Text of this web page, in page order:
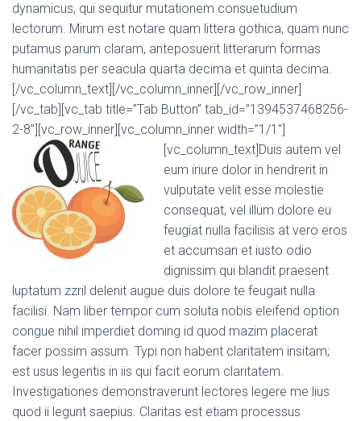
dynamicus, qui sequitur mutationem consuetudium
lectorum. Mirum est notare quam littera gothica, quam nunc
putamus parum claram, anteposuerit litterarum formas
humanitatis per seacula quarta decima et quinta decima.
[/vc_column_text][/vc_column_inner][/vc_row_inner]
[/vc_tab][vc_tab title=”Tab Button” tab_id=”1394537468256-
2-8″][vc_row_inner][vc_column_inner width=”1/1″]
[vc_column_text]Duis autem vel
eum iriure dolor in hendrerit in
vulputate velit esse molestie
consequat, vel illum dolore eu
feugiat nulla facilisis at vero eros
et accumsan et iusto odio
dignissim qui blandit praesent
luptatum zzril delenit augue duis dolore te feugait nulla
facilisi. Nam liber tempor cum soluta nobis eleifend option
congue nihil imperdiet doming id quod mazim placerat
facer possim assum. Typi non habent claritatem insitam;
est usus legentis in iis qui facit eorum claritatem.
Investigationes demonstraverunt lectores legere me lius
quod ii legunt saepius. Claritas est etiam processus